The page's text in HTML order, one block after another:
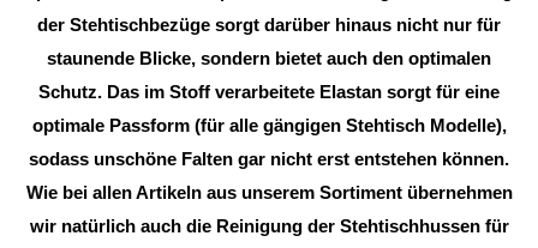
der Stehtischbezüge sorgt darüber hinaus nicht nur für
staunende Blicke, sondern bietet auch den optimalen
Schutz. Das im Stoff verarbeitete Elastan sorgt für eine
optimale Passform (für alle gängigen Stehtisch Modelle),
sodass unschöne Falten gar nicht erst entstehen können.
Wie bei allen Artikeln aus unserem Sortiment übernehmen
wir natürlich auch die Reinigung der Stehtischhussen für